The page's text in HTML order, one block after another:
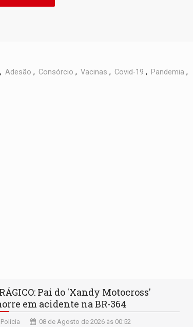
, Adesão , Consórcio , Vacinas , Covid-19 , Pandemia ,
Pai do 'Xandy Motocross'
em acidente na BR-364
Polícia 08 de Agosto de 2026 às 00:52